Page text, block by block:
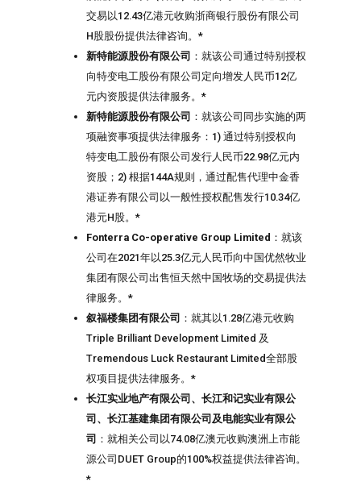
交易以12.43亿港元收购浙商银行股份有限公司
H股股份提供法律咨询。*
新特能源股份有限公司 ：就该公司通过特别授权
向特变电工股份有限公司定向增发人民币12亿
元内资股提供法律服务。*
新特能源股份有限公司 ：就该公司同步实施的两
项融资事项提供法律服务：1) 通过特别授权向
特变电工股份有限公司发行人民币22.98亿元内
资股；2) 根据144A规则，通过配售代理中金香
港证券有限公司以一般性授权配售发行10.34亿
港元H股。*
Fonterra Co-operative Group Limited ：就该
公司在2021年以25.3亿元人民币向中国优然牧业
集团有限公司出售恒天然中国牧场的交易提供法
律服务。*
叙福楼集团有限公司 ：就其以1.28亿港元收购
Triple Brilliant Development Limited 及
Tremendous Luck Restaurant Limited全部股
权项目提供法律服务。*
长江实业地产有限公司、长江和记实业有限公
司、长江基建集团有限公司及电能实业有限公
司 ：就相关公司以74.08亿澳元收购澳洲上市能
源公司DUET Group的100%权益提供法律咨询。
*